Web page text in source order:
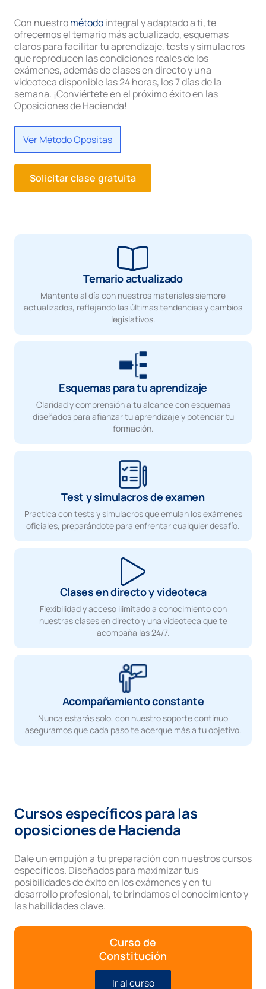
Con nuestrométodointegral y adaptado a ti, te
ofrecemos el temario más actualizado, esquemas
claros para facilitar tu aprendizaje, tests y simulacros
que reproducen las condiciones reales de los
exámenes, además de clases en directo y una
videoteca disponible las 24 horas, los 7 días de la
semana. ¡Conviértete en el próximo éxito en las
Oposiciones de Hacienda!
Ver Método Opositas
Solicitar clase gratuita
Temario actualizado
Mantente al día con nuestros materiales siempre
actualizados, reflejando las últimas tendencias y cambios
legislativos.
Esquemas para tu aprendizaje
Claridad y comprensión a tu alcance con esquemas
diseñados para afianzar tu aprendizaje y potenciar tu
formación.
Test y simulacros de examen
Practica con tests y simulacros que emulan los exámenes
oficiales, preparándote para enfrentar cualquier desafío.
Clases en directo y videoteca
Flexibilidad y acceso ilimitado a conocimiento con
nuestras clases en directo y una videoteca que te
acompaña las 24/7.
Acompañamiento constante
Nunca estarás solo, con nuestro soporte continuo
aseguramos que cada paso te acerque más a tu objetivo.
Cursos específicos para las
oposiciones de Hacienda
Dale un empujón a tu preparación con nuestros cursos
específicos. Diseñados para maximizar tus
posibilidades de éxito en los exámenes y en tu
desarrollo profesional, te brindamos el conocimiento y
las habilidades clave.
Curso de
Constitución
Ir al curso